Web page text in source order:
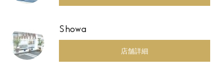
Showa
店舗詳細